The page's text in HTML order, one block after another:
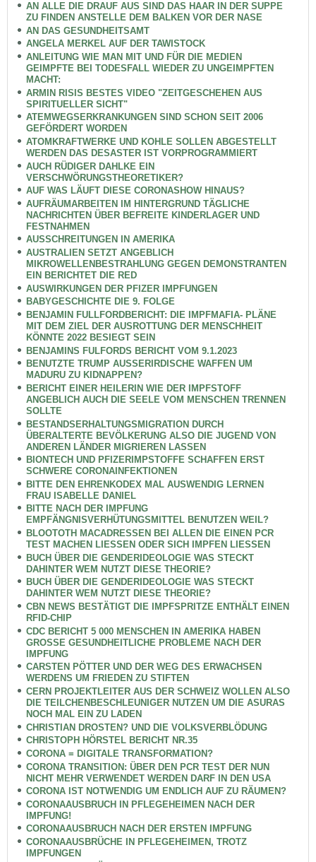
AN ALLE DIE DRAUF AUS SIND DAS HAAR IN DER SUPPE
ZU FINDEN ANSTELLE DEM BALKEN VOR DER NASE
AN DAS GESUNDHEITSAMT
ANGELA MERKEL AUF DER TAWISTOCK
ANLEITUNG WIE MAN MIT UND FÜR DIE MEDIEN
GEIMPFTE BEI TODESFALL WIEDER ZU UNGEIMPFTEN
MACHT:
ARMIN RISIS BESTES VIDEO "ZEITGESCHEHEN AUS
SPIRITUELLER SICHT"
ATEMWEGSERKRANKUNGEN SIND SCHON SEIT 2006
GEFÖRDERT WORDEN
ATOMKRAFTWERKE UND KOHLE SOLLEN ABGESTELLT
WERDEN DAS DESASTER IST VORPROGRAMMIERT
AUCH RÜDIGER DAHLKE EIN
VERSCHWÖRUNGSTHEORETIKER?
AUF WAS LÄUFT DIESE CORONASHOW HINAUS?
AUFRÄUMARBEITEN IM HINTERGRUND TÄGLICHE
NACHRICHTEN ÜBER BEFREITE KINDERLAGER UND
FESTNAHMEN
AUSSCHREITUNGEN IN AMERIKA
AUSTRALIEN SETZT ANGEBLICH
MIKROWELLENBESTRAHLUNG GEGEN DEMONSTRANTEN
EIN BERICHTET DIE RED
AUSWIRKUNGEN DER PFIZER IMPFUNGEN
BABYGESCHICHTE DIE 9. FOLGE
BENJAMIN FULLFORDBERICHT: DIE IMPFMAFIA- PLÄNE
MIT DEM ZIEL DER AUSROTTUNG DER MENSCHHEIT
KÖNNTE 2022 BESIEGT SEIN
BENJAMINS FULFORDS BERICHT VOM 9.1.2023
BENUTZTE TRUMP AUSSERIRDISCHE WAFFEN UM
MADURU ZU KIDNAPPEN?
BERICHT EINER HEILERIN WIE DER IMPFSTOFF
ANGEBLICH AUCH DIE SEELE VOM MENSCHEN TRENNEN
SOLLTE
BESTANDSERHALTUNGSMIGRATION DURCH
ÜBERALTERTE BEVÖLKERUNG ALSO DIE JUGEND VON
ANDEREN LÄNDER MIGRIEREN LASSEN
BIONTECH UND PFIZERIMPSTOFFE SCHAFFEN ERST
SCHWERE CORONAINFEKTIONEN
BITTE DEN EHRENKODEX MAL AUSWENDIG LERNEN
FRAU ISABELLE DANIEL
BITTE NACH DER IMPFUNG
EMPFÄNGNISVERHÜTUNGSMITTEL BENUTZEN WEIL?
BLOOTOTH MACADRESSEN BEI ALLEN DIE EINEN PCR
TEST MACHEN LIESSEN ODER SICH IMPFEN LIESSEN
BUCH ÜBER DIE GENDERIDEOLOGIE WAS STECKT
DAHINTER WEM NUTZT DIESE THEORIE?
BUCH ÜBER DIE GENDERIDEOLOGIE WAS STECKT
DAHINTER WEM NUTZT DIESE THEORIE?
CBN NEWS BESTÄTIGT DIE IMPFSPRITZE ENTHÄLT EINEN
RFID-CHIP
CDC BERICHT 5 000 MENSCHEN IN AMERIKA HABEN
GROSSE GESUNDHEITLICHE PROBLEME NACH DER
IMPFUNG
CARSTEN PÖTTER UND DER WEG DES ERWACHSEN
WERDENS UM FRIEDEN ZU STIFTEN
CERN PROJEKTLEITER AUS DER SCHWEIZ WOLLEN ALSO
DIE TEILCHENBESCHLEUNIGER NUTZEN UM DIE ASURAS
NOCH MAL EIN ZU LADEN
CHRISTIAN DROSTEN? UND DIE VOLKSVERBLÖDUNG
CHRISTOPH HÖRSTEL BERICHT NR.35
CORONA = DIGITALE TRANSFORMATION?
CORONA TRANSITION: ÜBER DEN PCR TEST DER NUN
NICHT MEHR VERWENDET WERDEN DARF IN DEN USA
CORONA IST NOTWENDIG UM ENDLICH AUF ZU RÄUMEN?
CORONAAUSBRUCH IN PFLEGEHEIMEN NACH DER
IMPFUNG!
CORONAAUSBRUCH NACH DER ERSTEN IMPFUNG
CORONAAUSBRÜCHE IN PFLEGEHEIMEN, TROTZ
IMPFUNGEN